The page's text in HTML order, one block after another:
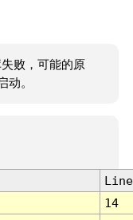
败，可能的原
动。
Line
14